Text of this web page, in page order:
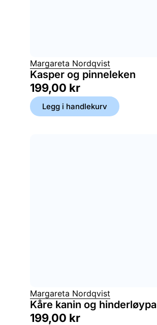
Margareta Nordqvist
Kasper og pinneleken
199,00 kr
Legg i handlekurv
Margareta Nordqvist
Kåre kanin og hinderløypa
199,00 kr